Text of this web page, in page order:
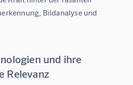
Bildanalyse und
und ihre
Relevanz